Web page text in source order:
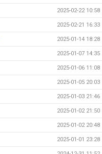
2025-02-22 10:58
2025-02-21 16:33
2025-01-14 18:28
2025-01-07 14:35
2025-01-06 11:08
2025-01-05 20:03
2025-01-03 21:46
2025-01-02 21:50
2025-01-02 20:48
2025-01-01 23:28